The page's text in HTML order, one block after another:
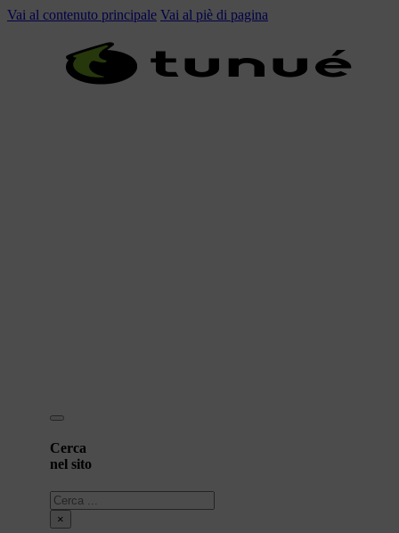
Vai al contenuto principale Vai al piè di pagina
Cerca
nel sito
Cerca
×